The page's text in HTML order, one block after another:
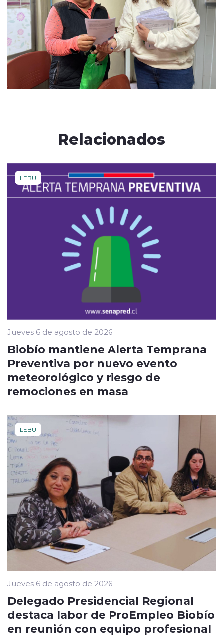
Relacionados
LEBU
Jueves 6 de agosto de 2026
Biobío mantiene Alerta Temprana
Preventiva por nuevo evento
meteorológico y riesgo de
remociones en masa
LEBU
Jueves 6 de agosto de 2026
Delegado Presidencial Regional
destaca labor de ProEmpleo Biobío
en reunión con equipo profesional